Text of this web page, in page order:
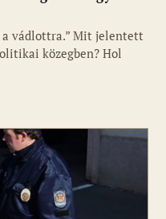
a vádlottra.” Mit jelentett
közegben? Hol